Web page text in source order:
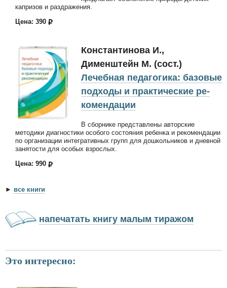
капризов и раздражения.
Цена: 390
Константинова И.,
Дименштейн М. (сост.)
Лечебная педагогика: базовые
подходы и практические ре­
комендации
В сборнике представлены авторские
методики диагностики особого состояния ребенка и рекомендации
по организации интегративных групп для дошкольников и дневной
занятости для особых взрослых.
Цена: 990
► все книги
напечатать книгу малым тиражом
Это интересно: